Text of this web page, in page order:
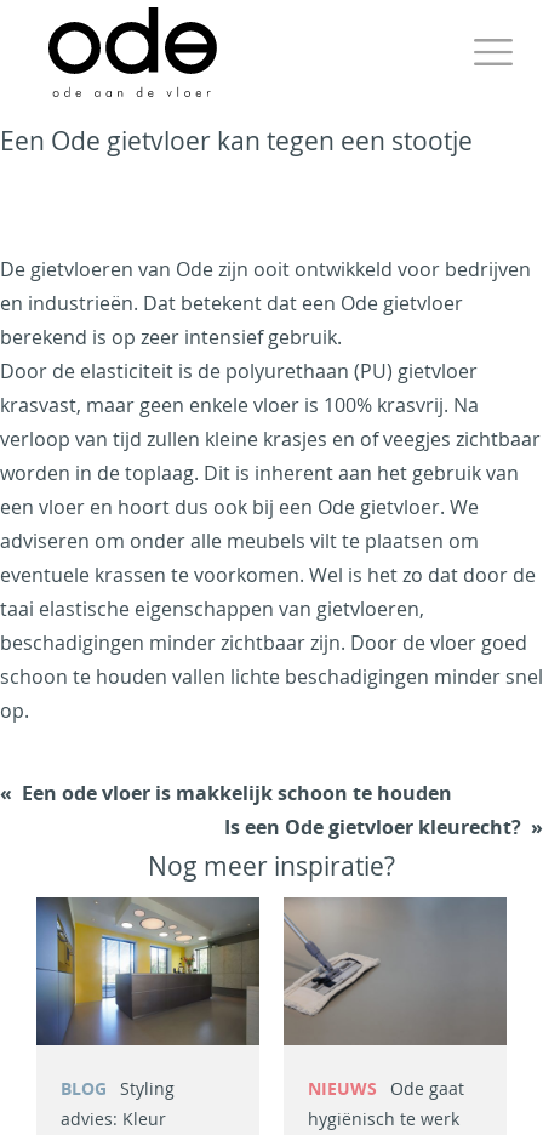
content
Ode aan de Vloer
Just another WordPress
site
Een Ode gietvloer kan tegen een stootje
De gietvloeren van Ode zijn ooit ontwikkeld voor bedrijven
en industrieën. Dat betekent dat een Ode gietvloer
berekend is op zeer intensief gebruik.
Door de elasticiteit is de polyurethaan (PU) gietvloer
krasvast, maar geen enkele vloer is 100% krasvrij. Na
verloop van tijd zullen kleine krasjes en of veegjes zichtbaar
worden in de toplaag. Dit is inherent aan het gebruik van
een vloer en hoort dus ook bij een Ode gietvloer. We
adviseren om onder alle meubels vilt te plaatsen om
eventuele krassen te voorkomen. Wel is het zo dat door de
taai elastische eigenschappen van gietvloeren,
beschadigingen minder zichtbaar zijn. Door de vloer goed
schoon te houden vallen lichte beschadigingen minder snel
op.
Een ode vloer is makkelijk schoon te houden
Is een Ode gietvloer kleurecht?
Nog meer inspiratie?
BLOG
Styling
advies: Kleur
NIEUWS
Ode gaat
hygiënisch te werk